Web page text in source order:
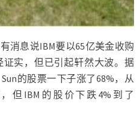
消息说IBM要以65亿美金收购
证实，但已引起轩然大波。据
的股票一下子涨了68%，从
但IBM的股价下跌4%到了